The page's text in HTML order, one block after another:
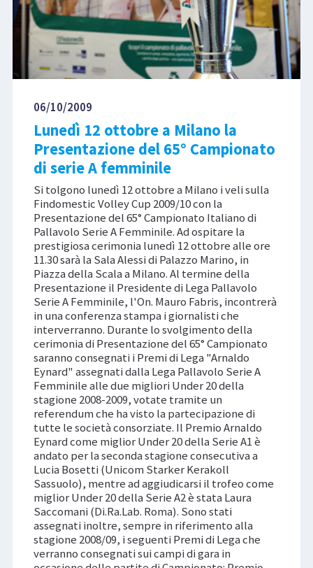
06/10/2009
Lunedì 12 ottobre a Milano la
Presentazione del 65° Campionato
di serie A femminile
Si tolgono lunedì 12 ottobre a Milano i veli sulla
Findomestic Volley Cup 2009/10 con la
Presentazione del 65° Campionato Italiano di
Pallavolo Serie A Femminile. Ad ospitare la
prestigiosa cerimonia lunedì 12 ottobre alle ore
11.30 sarà la Sala Alessi di Palazzo Marino, in
Piazza della Scala a Milano. Al termine della
Presentazione il Presidente di Lega Pallavolo
Serie A Femminile, l'On. Mauro Fabris, incontrerà
in una conferenza stampa i giornalisti che
interverranno. Durante lo svolgimento della
cerimonia di Presentazione del 65° Campionato
saranno consegnati i Premi di Lega "Arnaldo
Eynard" assegnati dalla Lega Pallavolo Serie A
Femminile alle due migliori Under 20 della
stagione 2008-2009, votate tramite un
referendum che ha visto la partecipazione di
tutte le società consorziate. Il Premio Arnaldo
Eynard come miglior Under 20 della Serie A1 è
andato per la seconda stagione consecutiva a
Lucia Bosetti (Unicom Starker Kerakoll
Sassuolo), mentre ad aggiudicarsi il trofeo come
miglior Under 20 della Serie A2 è stata Laura
Saccomani (Di.Ra.Lab. Roma). Sono stati
assegnati inoltre, sempre in riferimento alla
stagione 2008/09, i seguenti Premi di Lega che
verranno consegnati sui campi di gara in